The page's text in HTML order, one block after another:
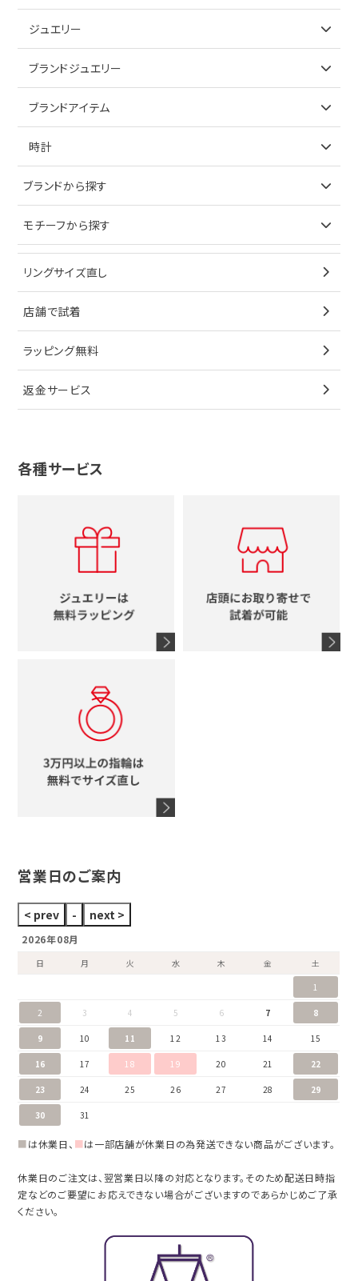
ジュエリー
アイテムで探す
ブレスレット
ペンダントトップ
ブローチ
その他
ノーブランドジュエリーをすべて見る
ブランドジュエリー
アイテムで探す
イヤリング
ブレスレット
ペンダントトップ
ブローチ
その他
ティファニー
ブルガリ
グッチ
スタージュエリー
ウノアエレ
ブランドアイテム
アイテムで探す
キーケース
サングラス
シューズ
香水
シャネル
コーチ
ブランドアイテムをすべて見る
時計
ブランドで探す
オメガ
シャネル
タグホイヤー
カルティエ
セイコー
メンズ時計
時計をすべて見る
ブランドから探す
ティファニー
ブルガリ
カルティエ
ウノアエレ
4℃
グッチ
ルイヴィトン
エルメス
シャネル
タグホイヤー
モチーフから探す
星
リボン
花
十字架
イニシャル
リングサイズ直し
店舗で試着
ラッピング無料
返金サービス
各種サービス
営業日のご案内
2026年08月
日 月 火 水 木 金
土
1
2 3 4 5 6 7 8
9 10 11 12 13 14 15
16 17 18 19 20 21 22
23 24 25 26 27 28 29
30 31
■は休業日、 ■は一部店舗が休業日の為発送できない商品がございます。
休業日のご注文は、翌営業日以降の対応となります。そのため配送日時指
定などのご要望にお応えできない場合がございますのであらかじめご了承
ください。